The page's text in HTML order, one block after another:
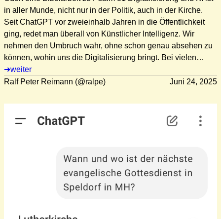
in aller Munde, nicht nur in der Politik, auch in der Kirche.
Seit ChatGPT vor zweieinhalb Jahren in die Öffentlichkeit
ging, redet man überall von Künstlicher Intelligenz. Wir
nehmen den Umbruch wahr, ohne schon genau absehen zu
können, wohin uns die Digitalisierung bringt. Bei vielen…
weiter
Ralf Peter Reimann (@ralpe)
Juni 24, 2025